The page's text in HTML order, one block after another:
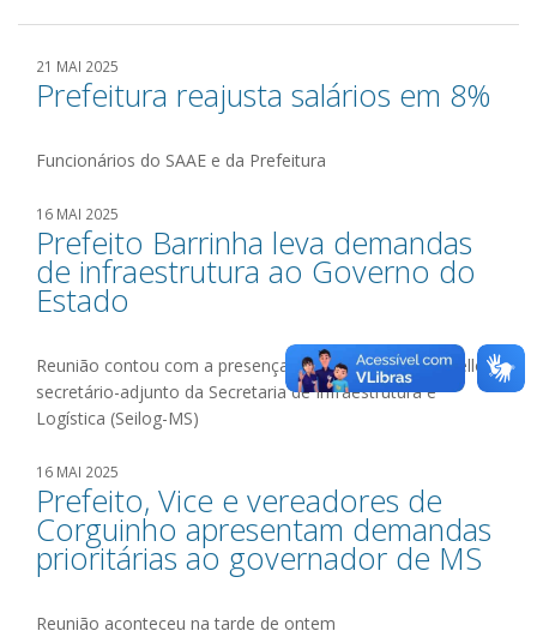
21 MAI 2025
Prefeitura reajusta salários em 8%
Funcionários do SAAE e da Prefeitura
16 MAI 2025
Prefeito Barrinha leva demandas
de infraestrutura ao Governo do
Estado
Reunião contou com a presença de Luiz Octávio Chiarello,
secretário-adjunto da Secretaria de Infraestrutura e
Logística (Seilog-MS)
16 MAI 2025
Prefeito, Vice e vereadores de
Corguinho apresentam demandas
prioritárias ao governador de MS
Reunião aconteceu na tarde de ontem